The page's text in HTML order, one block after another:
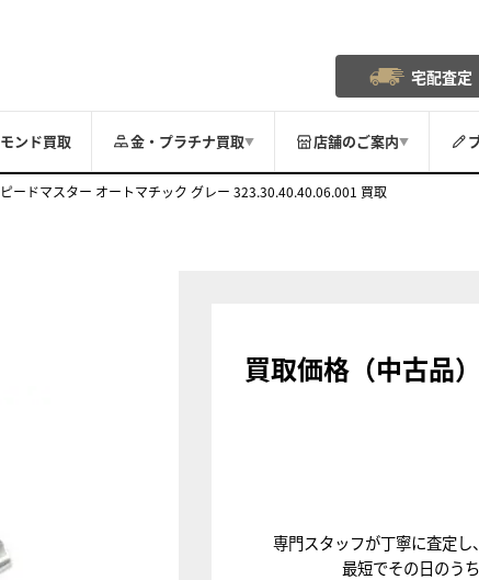
宅配査定
ンド買取 金・プラチナ買取▼ 店舗のご案内▼
ードマスター オートマチック グレー 323.30.40.40.06.001 買取
買取価格（中古品
専門スタッフが丁寧に査定し
最短でその日のう